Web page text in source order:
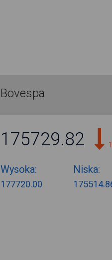
Bovespa
175729.82 -
Wysoka:
177720.00
Niska: